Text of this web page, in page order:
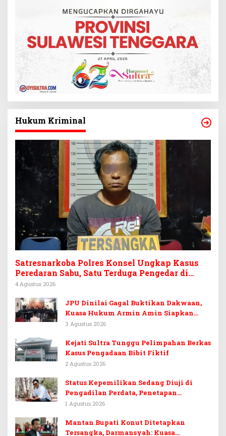
Hukum Kriminal
Satresnarkoba Polres Konsel Ungkap Kasus
Peredaran Sabu, Satu Terduga Pengedar di
Tinanggea Ditangkap
4 Agustus 2026
JPU Dinilai Gagal Buktikan Dakwaan,
Kuasa Hukum Armin Amin Siapkan
Pledoi dan Minta Putusan Bebas
3 Agustus 2026
Kejati Sultra Tunggu Pelimpahan Berkas
Kasus Pengadaan Bibit Fiktif
2 Agustus 2026
Status Kepemilikan Sedang Diuji di
Pengadilan Perdata, Penetapan
Tersangka Dr. Ruksamin Dinilai
1 Agustus 2026
Mantan Bupati Konut Ditetapkan
Tersangka, Darmansyah: Kuasa